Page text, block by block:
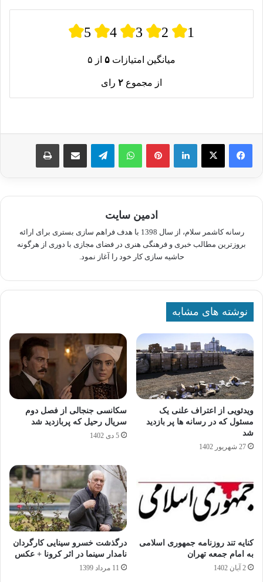
5 4 3 2 1
میانگین امتیازات ۵ از ۵
از مجموع ۲ رای
لینکدین پینترستواتس آپ تلگرام اشتراک گذاری از طریق ایمیل چاپ
ادمین سایت
رسانه کاشمر سلام، از سال 1398 با هدف فراهم سازی بستری برای ارائه
بروزترین مطالب خبری و فرهنگی هنری در فضای مجازی با دوری از هرگونه
حاشیه سازی کار خود را آغاز نمود.
نوشته های مشابه
ویدئویی از اعتراف علنی یک
مسئول که در رسانه ها پر بازدید
شد
27 شهریور 1402
سکانسی جنجالی از فصل دوم
سریال رحیل که پربازدید شد
5 دی 1402
کنایه تند روزنامه جمهوری اسلامی
به امام جمعه تهران
2 آبان 1402
درگذشت خسرو سینایی کارگردان
نامدار سینما در اثر کرونا + عکس
11 مرداد 1399